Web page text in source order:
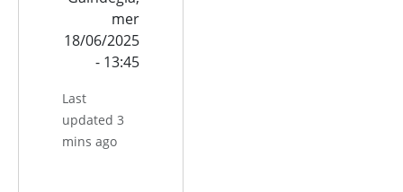
mer
18/06/2025
- 13:45
Last
updated 3
mins ago